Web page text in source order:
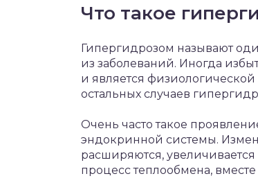
Что такое
Гипергидрозом называют
из заболеваний. Иногда
и является
остальных случаев
Очень часто такое
эндокринной системы.
расширяются,
процесс теплообмена,